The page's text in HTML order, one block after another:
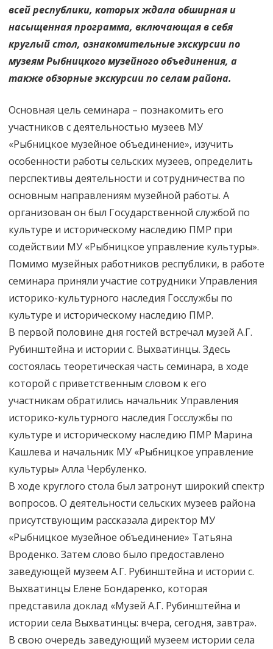
всей республики, которых ждала обширная и
насыщенная программа, включающая в себя
круглый стол, ознакомительные экскурсии по
музеям Рыбницкого музейного объединения, а
также обзорные экскурсии по селам района.
Основная цель семинара – познакомить его
участников с деятельностью музеев МУ
«Рыбницкое музейное объединение», изучить
особенности работы сельских музеев, определить
перспективы деятельности и сотрудничества по
основным направлениям музейной работы. А
организован он был Государственной службой по
культуре и историческому наследию ПМР при
содействии МУ «Рыбницкое управление культуры».
Помимо музейных работников республики, в работе
семинара приняли участие сотрудники Управления
историко-культурного наследия Госслужбы по
культуре и историческому наследию ПМР.
В первой половине дня гостей встречал музей А.Г.
Рубинштейна и истории с. Выхватинцы. Здесь
состоялась теоретическая часть семинара, в ходе
которой с приветственным словом к его
участникам обратились начальник Управления
историко-культурного наследия Госслужбы по
культуре и историческому наследию ПМР Марина
Кашлева и начальник МУ «Рыбницкое управление
культуры» Алла Чербуленко.
В ходе круглого стола был затронут широкий спектр
вопросов. О деятельности сельских музеев района
присутствующим рассказала директор МУ
«Рыбницкое музейное объединение» Татьяна
Вроденко. Затем слово было предоставлено
заведующей музеем А.Г. Рубинштейна и истории с.
Выхватинцы Елене Бондаренко, которая
представила доклад «Музей А.Г. Рубинштейна и
истории села Выхватинцы: вчера, сегодня, завтра».
В свою очередь заведующий музеем истории села